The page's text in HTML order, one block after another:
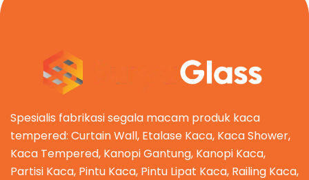
Spesialis fabrikasi segala macam produk kaca
tempered: Curtain Wall, Etalase Kaca, Kaca Shower,
Kaca Tempered, Kanopi Gantung, Kanopi Kaca,
Partisi Kaca, Pintu Kaca, Pintu Lipat Kaca, Railing Kaca,